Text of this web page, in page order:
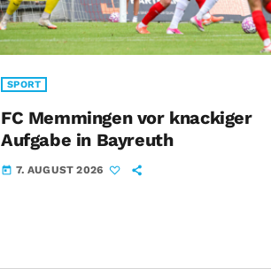
SPORT
FC Memmingen vor knackiger
Aufgabe in Bayreuth
today 7. AUGUST 2026